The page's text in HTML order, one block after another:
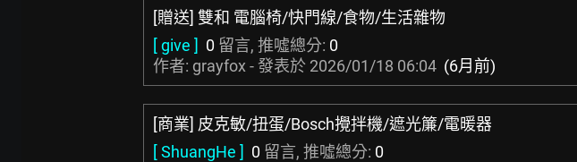
[贈送] 雙和 電腦椅/快門線/食物/生活雜物
[ give ] 0 留言, 推噓總分: 0
作者: grayfox - 發表於 2026/01/18 06:04 (6月前)
[商業] 皮克敏/扭蛋/Bosch攪拌機/遮光簾/電暖器
[ ShuangHe ] 0 留言, 推噓總分: 0